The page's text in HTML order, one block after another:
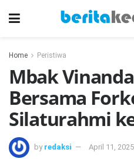
Home Peristiwa
Mbak
Bersama
Silaturahmi
by redaksi April 11, 2025